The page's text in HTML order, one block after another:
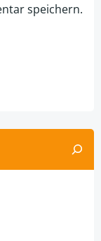
speichern.